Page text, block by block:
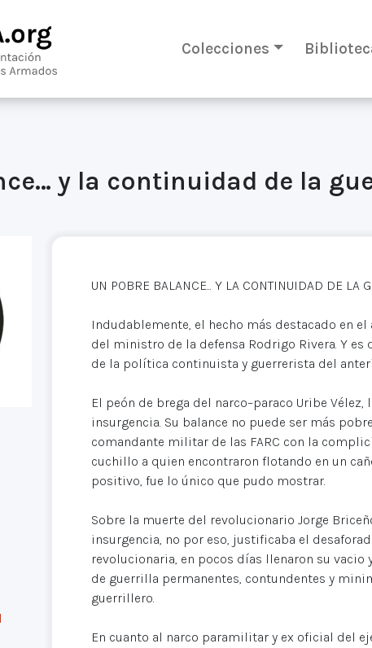
Colecciones
y la continuidad de la
UN POBRE BALANCE... Y LA CONTINUIDAD DE LA
Indudablemente, el hecho más destacado en
del ministro de la defensa Rodrigo Rivera. Y
de la política continuista y guerrerista del
El peón de brega del narco–paraco Uribe
insurgencia. Su balance no puede ser más
comandante militar de las FARC con la
cuchillo a quien encontraron flotando en un
positivo, fue lo único que pudo mostrar.
Sobre la muerte del revolucionario Jorge
insurgencia, no por eso, justificaba el
revolucionaria, en pocos días llenaron su
de guerrilla permanentes, contundentes y
guerrillero.
En cuanto al narco paramilitar y ex oficial del